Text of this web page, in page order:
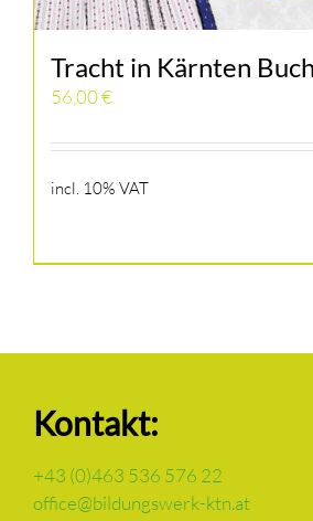
Tracht in Kärnten
56,00€
incl. 10% VAT
Kontakt:
+43 (0)463 536 576 22
office@bildungswerk-ktn.at